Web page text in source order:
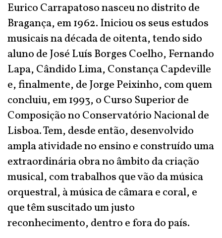
Eurico Carrapatoso nasceu no distrito de
Bragança, em 1962. Iniciou os seus estudos
musicais na década de oitenta, tendo sido
aluno de José Luís Borges Coelho, Fernando
Lapa, Cândido Lima, Constança Capdeville
e, finalmente, de Jorge Peixinho, com quem
concluiu, em 1993, o Curso Superior de
Composição no Conservatório Nacional de
Lisboa. Tem, desde então, desenvolvido
ampla atividade no ensino e construído uma
extraordinária obra no âmbito da criação
musical, com trabalhos que vão da música
orquestral, à música de câmara e coral, e
que têm suscitado um justo
reconhecimento, dentro e fora do país.